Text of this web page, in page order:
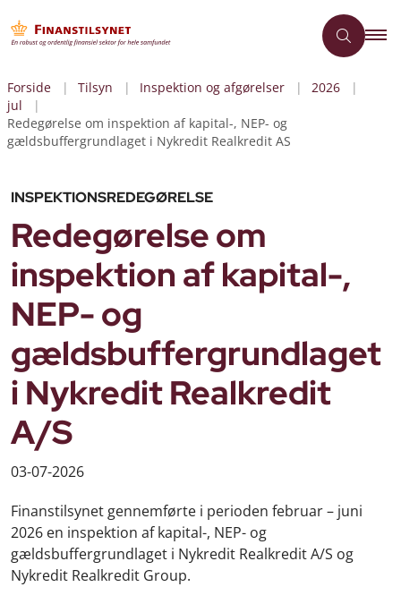
Forside Tilsyn Inspektion og afgørelser
2026
jul
Redegørelse om inspektion af kapital-, NEP- og
gældsbuffergrundlaget i Nykredit Realkredit AS
INSPEKTIONSREDEGØRELSE
Redegørelse om
inspektion af kapital-,
NEP- og
gældsbuffergrundlaget
i Nykredit Realkredit
A/S
03-07-2026
Finanstilsynet gennemførte i perioden februar – juni
2026 en inspektion af kapital-, NEP- og
gældsbuffergrundlaget i Nykredit Realkredit A/S og
Nykredit Realkredit Group.